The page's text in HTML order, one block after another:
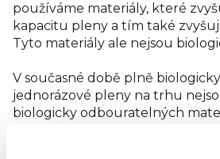
používáme materiály, které
kapacitu pleny a tím také
Tyto materiály ale nejsou
V současné době plně
jednorázové pleny na trhu
biologicky odbouratelných